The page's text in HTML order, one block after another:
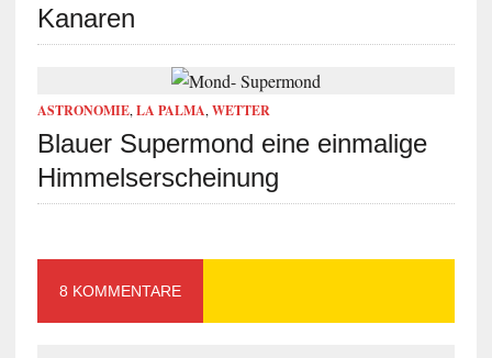
Kanaren
ASTRONOMIE, LA PALMA, WETTER
Blauer Supermond eine einmalige
Himmelserscheinung
8 KOMMENTARE